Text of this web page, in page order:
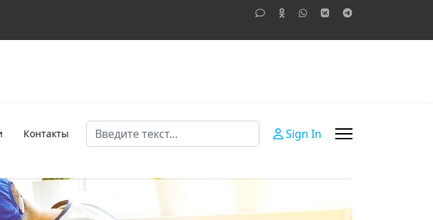
Контакты Поиск Sign In